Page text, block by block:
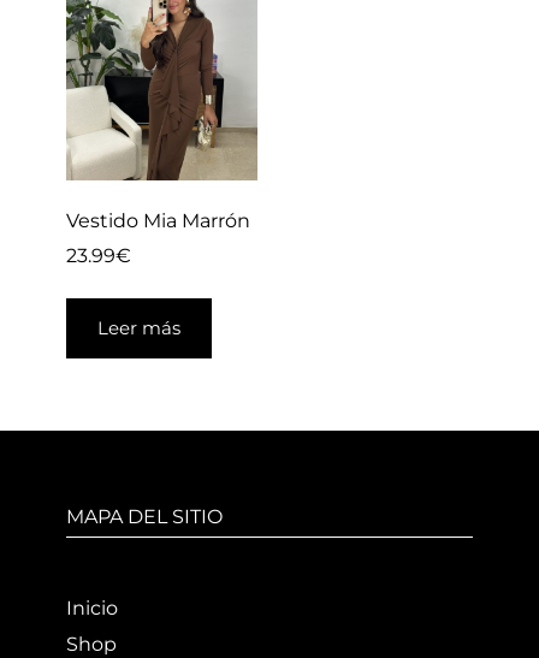
Vestido Mia Marrón
23.99€
Leer más
MAPA DEL SITIO
Inicio
Shop